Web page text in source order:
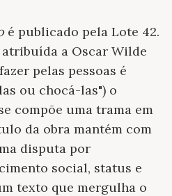
é publicado pela Lote 42.
a Oscar Wilde
pelas pessoas é
ou chocá-las") o
compõe uma trama em
da obra mantém com
disputa por
social, status e
texto que mergulha o